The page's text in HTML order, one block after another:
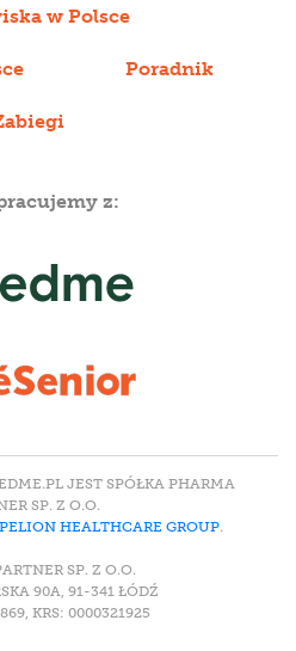
w Polsce
Poradnik
z:
JEST SPÓŁKA PHARMA
SP. Z O.O.
PELION HEALTHCARE GROUP.
SP. Z O.O.
90A, 91-341 ŁÓDŹ
KRS: 0000321925